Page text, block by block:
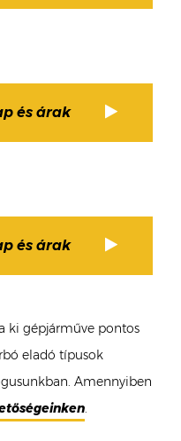
és árak
és árak
ki gépjárműve pontos
eladó típusok
Amennyiben
.